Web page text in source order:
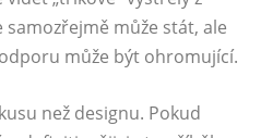
může stát, ale
může být ohromující.
než designu. Pokud